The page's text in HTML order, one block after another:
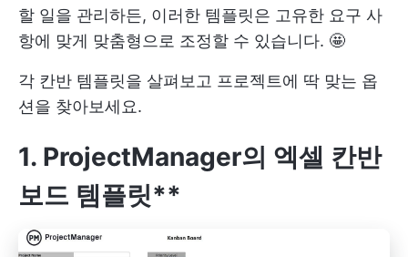
할 일을 관리하든, 이러한 템플릿은 고유한 요구 사
항에 맞게 맞춤형으로 조정할 수 있습니다. 🤩
각 칸반 템플릿을 살펴보고 프로젝트에 딱 맞는 옵
션을 찾아보세요.
1. ProjectManager의 엑셀 칸반
보드 템플릿**